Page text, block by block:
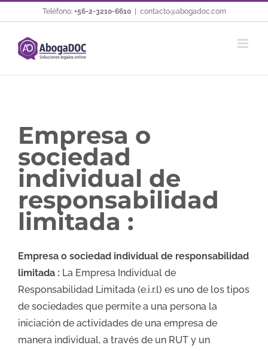
al
contenido
Teléfono: +56-2-3210-6610 contacto@abogadoc.com
Empresa o
sociedad
individual de
responsabilidad
limitada :
Empresa o sociedad individual de responsabilidad
limitada : La Empresa Individual de
Responsabilidad Limitada (e.i.r.l) es uno de los tipos
de sociedades que permite a una persona la
iniciación de actividades de una empresa de
manera individual, a través de un RUT y un